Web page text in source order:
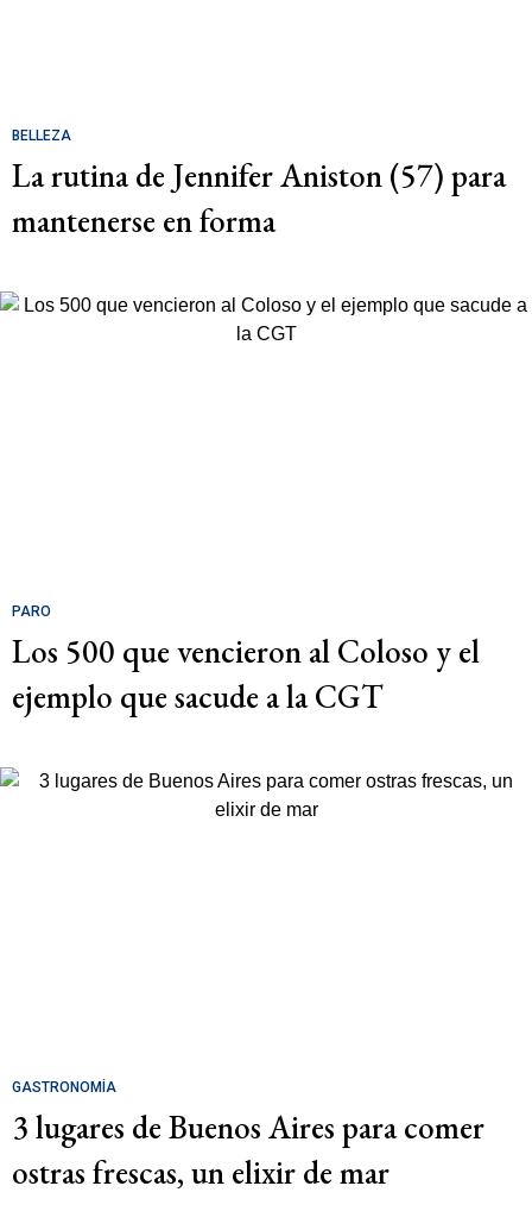
BELLEZA
La rutina de Jennifer Aniston (57) para
mantenerse en forma
PARO
Los 500 que vencieron al Coloso y el
ejemplo que sacude a la CGT
GASTRONOMÍA
3 lugares de Buenos Aires para comer
ostras frescas, un elixir de mar